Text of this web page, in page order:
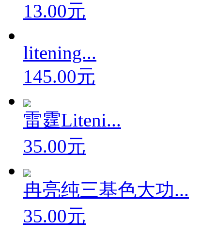
13.00元
litening...
145.00元
雷霆Liteni...
35.00元
冉亮纯三基色大功...
35.00元